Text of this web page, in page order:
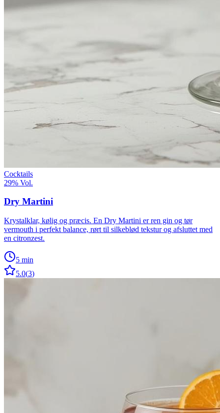
Cocktails
29% Vol.
Dry Martini
Krystalklar, kølig og præcis. En Dry Martini er ren gin og tør
vermouth i perfekt balance, rørt til silkeblød tekstur og afsluttet med
en citronzest.
5 min
5.0(3)